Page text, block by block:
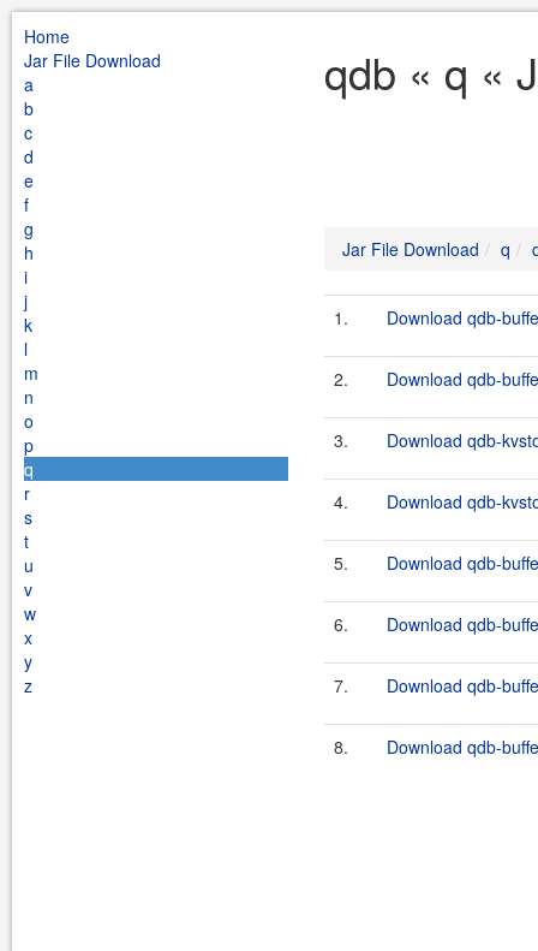
Home
Jar File Download
a
b
c
d
e
f
g
h
i
j
k
l
m
n
o
p
q
r
s
t
u
v
w
x
y
z
qdb « q «
Jar File Download q
1. Download qdb-
2. Download qdb-
3. Download qdb-
4. Download qdb-
5. Download qdb-
6. Download qdb-
7. Download qdb-
8. Download qdb-